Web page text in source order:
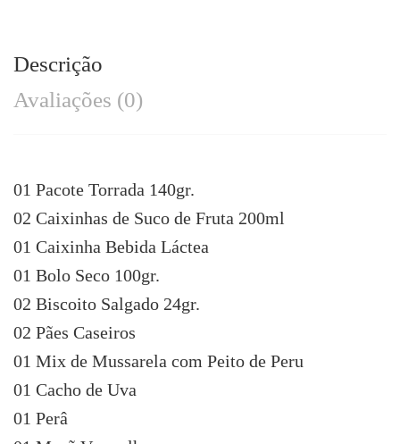
Descrição
Avaliações (0)
01 Pacote Torrada 140gr.
02 Caixinhas de Suco de Fruta 200ml
01 Caixinha Bebida Láctea
01 Bolo Seco 100gr.
02 Biscoito Salgado 24gr.
02 Pães Caseiros
01 Mix de Mussarela com Peito de Peru
01 Cacho de Uva
01 Perâ